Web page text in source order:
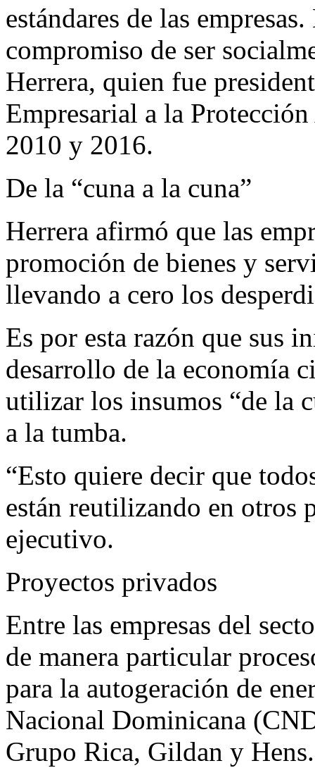
estándares de las
compromiso de ser
Herrera, quien fue
Empresarial a la
2010 y 2016.
De la “cuna a la cuna”
Herrera afirmó que las
promoción de bienes y
llevando a cero los
Es por esta razón que sus
desarrollo de la economía
utilizar los insumos “de la
a la tumba.
“Esto quiere decir que
están reutilizando en otros
ejecutivo.
Proyectos privados
Entre las empresas del
de manera particular
para la autogeración de
Nacional Dominicana
Grupo Rica, Gildan y Hens.